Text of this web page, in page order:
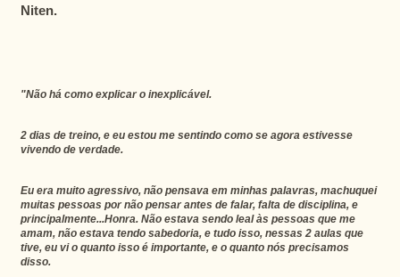
Niten.
"Não há como explicar o inexplicável.
2 dias de treino, e eu estou me sentindo como se agora estivesse
vivendo de verdade.
Eu era muito agressivo, não pensava em minhas palavras, machuquei
muitas pessoas por não pensar antes de falar, falta de disciplina, e
principalmente...Honra. Não estava sendo leal às pessoas que me
amam, não estava tendo sabedoria, e tudo isso, nessas 2 aulas que
tive, eu vi o quanto isso é importante, e o quanto nós precisamos
disso.